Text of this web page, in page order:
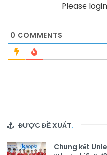
Please
0 COMMENTS
ĐƯỢC ĐỀ XUẤT.
Chung kết